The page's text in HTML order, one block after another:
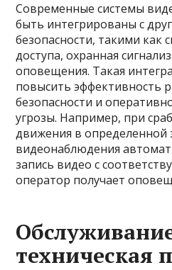
Современные системы
быть интегрированы с
безопасности, такими как
доступа, охранная
оповещения. Такая
повысить эффективность
безопасности и
угрозы. Например, при
движения в определенной
видеонаблюдения
запись видео с
оператор получает
техническая